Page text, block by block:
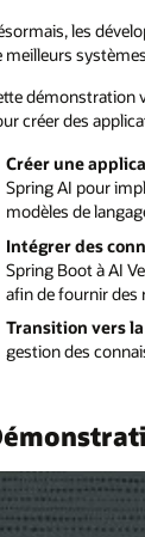
les
meilleurs
démonstration
créer des
Créer une
Spring AI pour
modèles de
Intégrer des
Spring Boot à AI
afin de fournir des
Transition vers
gestion des